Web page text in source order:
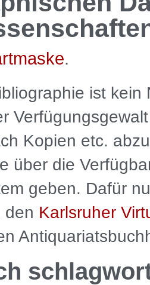
.
ist kein
Kopien etc.
über die
geben. Dafür
den Karlsruher